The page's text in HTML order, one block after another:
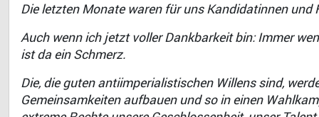
Die letzten Monate waren für uns Kandidatinnen
Auch wenn ich jetzt voller Dankbarkeit bin: Immer
ist da ein Schmerz.
Die, die guten antiimperialistischen Willens sind,
Gemeinsamkeiten aufbauen und so in einen